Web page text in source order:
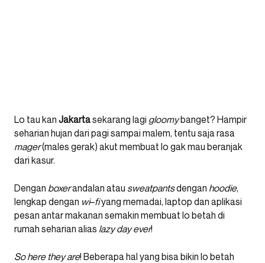
Lo tau kan Jakartasekarang lagi gloomybanget? Hampir
seharian hujan dari pagi sampai malem, tentu saja rasa
mager(males gerak) akut membuat lo gak mau beranjak
dari kasur.
Dengan boxerandalan atau sweatpantsdengan hoodie,
lengkap dengan wi–fiyang memadai, laptop dan aplikasi
pesan antar makanan semakin membuat lo betah di
rumah seharian alias lazy day ever!
So here they are! Beberapa hal yang bisa bikin lo betah